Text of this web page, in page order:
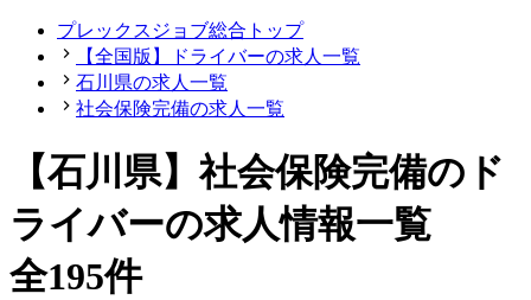
プレックスジョブ総合トップ
【全国版】ドライバーの求人一覧
石川県の求人一覧
社会保険完備の求人一覧
【石川県】社会保険完備のド
ライバーの求人情報一覧
全195件